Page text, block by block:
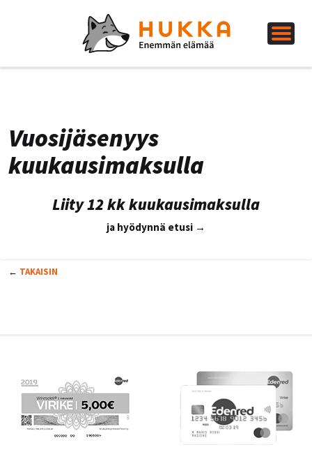
Vuosijäsenyys
kuukausimaksulla
Liity 12 kk kuukausimaksulla
ja hyödynnä etusi →
← TAKAISIN